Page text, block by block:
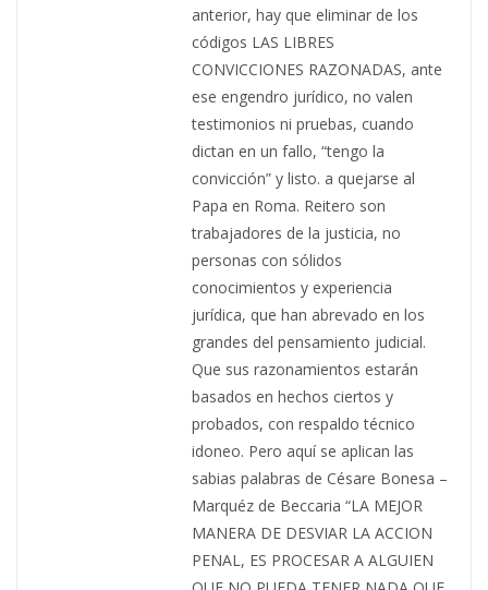
anterior, hay que eliminar de los
códigos LAS LIBRES
CONVICCIONES RAZONADAS, ante
ese engendro jurídico, no valen
testimonios ni pruebas, cuando
dictan en un fallo, “tengo la
convicción” y listo. a quejarse al
Papa en Roma. Reitero son
trabajadores de la justicia, no
personas con sólidos
conocimientos y experiencia
jurídica, que han abrevado en los
grandes del pensamiento judicial.
Que sus razonamientos estarán
basados en hechos ciertos y
probados, con respaldo técnico
idoneo. Pero aquí se aplican las
sabias palabras de Césare Bonesa –
Marquéz de Beccaria “LA MEJOR
MANERA DE DESVIAR LA ACCION
PENAL, ES PROCESAR A ALGUIEN